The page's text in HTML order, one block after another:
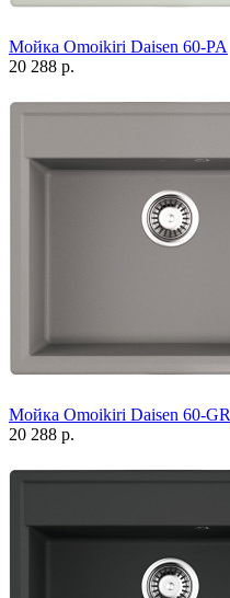
Мойка Omoikiri Daisen 60-PA
20 288 р.
Мойка Omoikiri Daisen 60-GR
20 288 р.